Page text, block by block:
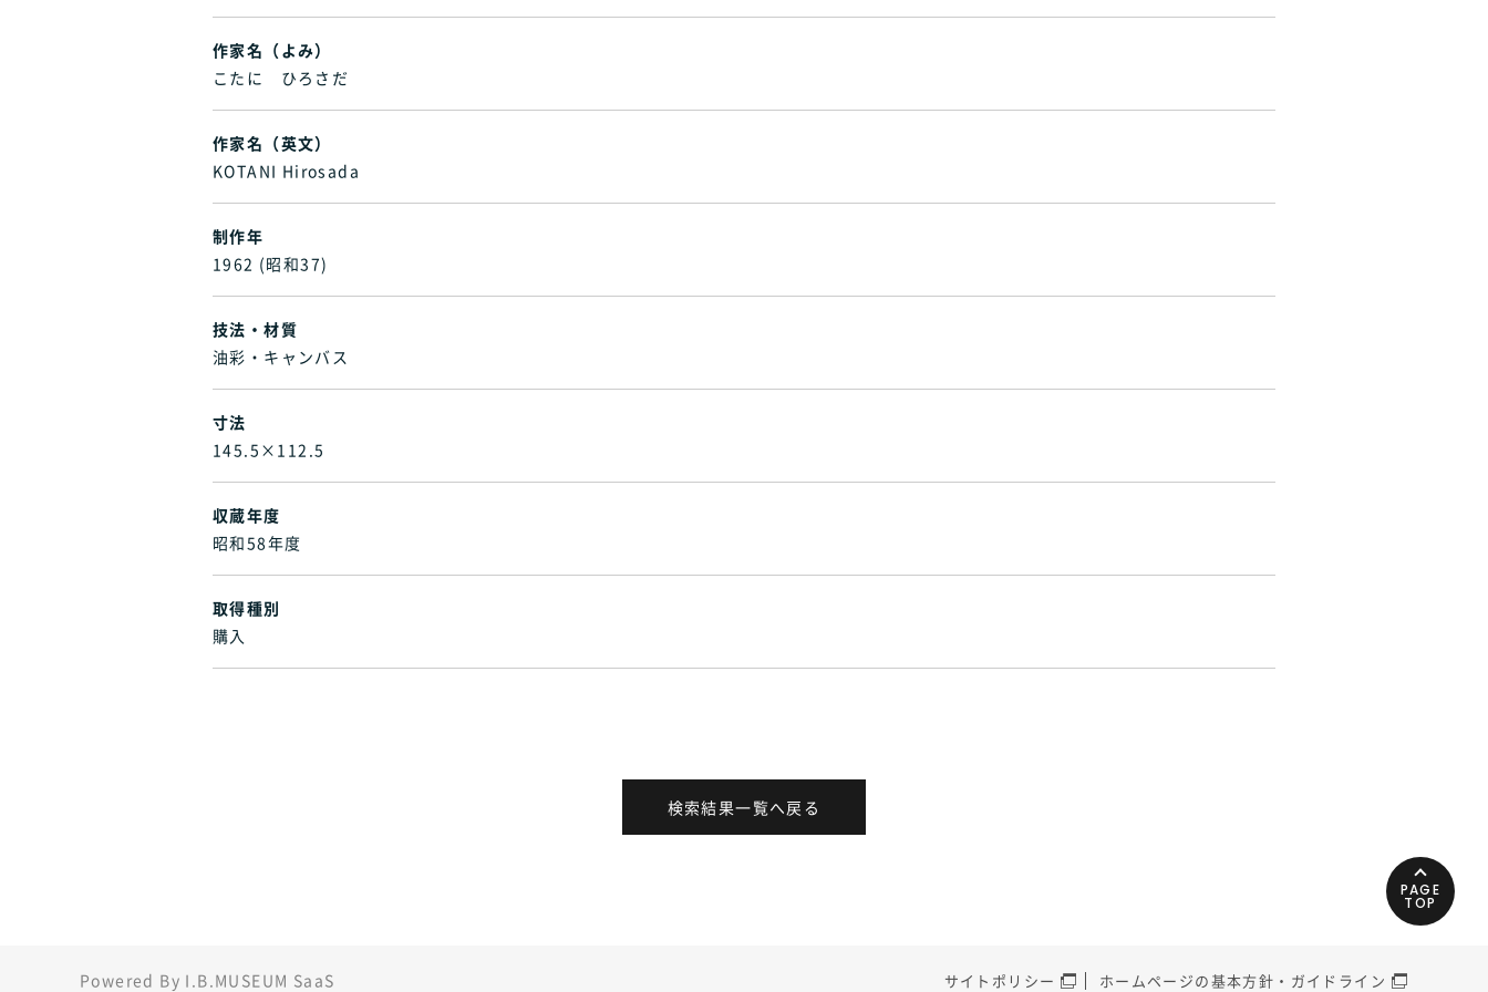
作家名（よみ）
こたに ひろさだ
作家名（英文）
KOTANI Hirosada
制作年
1962 (昭和37)
技法・材質
油彩・キャンバス
寸法
145.5×112.5
収蔵年度
昭和58年度
取得種別
購入
検索結果一覧へ戻る
Powered By I.B.MUSEUM SaaS サイトポリシー ホームページの基本方針・ガイドライン
PAGE
TOP